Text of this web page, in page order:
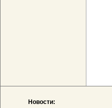
Новости: